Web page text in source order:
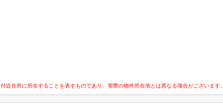
近住所に所在することを表すものであり、実際の物件所在地とは異なる場合がございます。